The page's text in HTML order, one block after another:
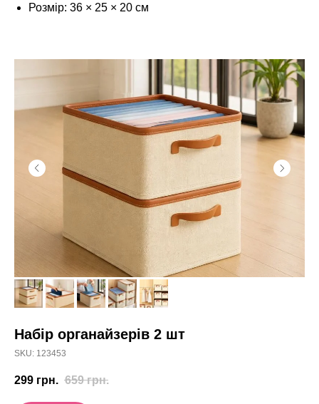
Розмір: 36 × 25 × 20 см
Набір органайзерів 2 шт
SKU: 123453
299 грн. 659 грн.